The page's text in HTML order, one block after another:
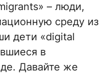
– люди,
среду из
дети «digital
в
Давайте же